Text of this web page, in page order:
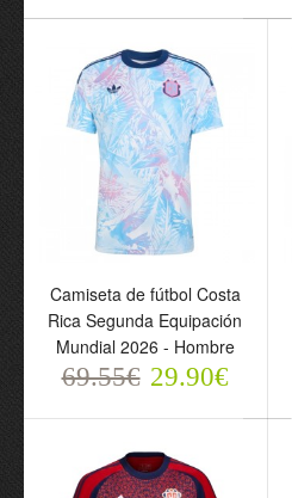
Rica Segunda Equipación
Mundial 2026 - Hombre
69.55€ 29.90€
Camiseta de fútbol Costa
Rica Segunda Equipación
Mundial 2026 - Hombre
69.55€ 29.90€